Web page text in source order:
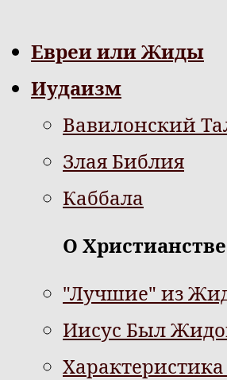
Евреи или Жиды
Иудаизм
Вавилонский
Злая Библия
Каббала
О Христианстве
"Лучшие" из
Иисус Был